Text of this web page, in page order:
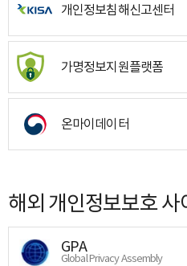
개인정보침해신고센터
가명정보지원플랫폼
온마이데이터
해외 개인정보보호 사
GPA
Global Privacy Assembly